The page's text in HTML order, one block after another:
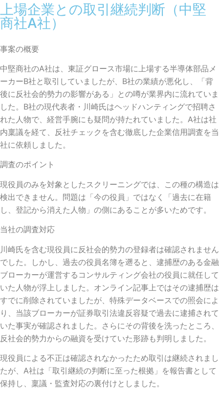
上場企業との取引継続判断（中堅
商社A社）
事案の概要
中堅商社のA社は、東証グロース市場に上場する半導体部品メ
ーカーB社と取引していましたが、B社の業績が悪化し、「背
後に反社会的勢力の影響がある」との噂が業界内に流れていま
した。B社の現代表者・川崎氏はヘッドハンティングで招聘さ
れた人物で、経営手腕にも疑問が持たれていました。A社は社
内稟議を経て、反社チェックを含む徹底した企業信用調査を当
社に依頼しました。
調査のポイント
現役員のみを対象としたスクリーニングでは、この種の構造は
検出できません。問題は「今の役員」ではなく「過去に在籍
し、登記から消えた人物」の側にあることが多いためです。
当社の調査対応
川崎氏を含む現役員に反社会的勢力の登録者は確認されません
でした。しかし、過去の役員名簿を遡ると、逮捕歴のある金融
ブローカーが運営するコンサルティング会社の役員に就任して
いた人物が浮上しました。オンライン記事上ではその逮捕歴は
すでに削除されていましたが、特殊データベースでの照会によ
り、当該ブローカーが証券取引法違反容疑で過去に逮捕されて
いた事実が確認されました。さらにその背後を洗ったところ、
反社会的勢力からの融資を受けていた形跡も判明しました。
現役員による不正は確認されなかったため取引は継続されまし
たが、A社は「取引継続の判断に至った根拠」を報告書として
保持し、稟議・監査対応の裏付けとしました。